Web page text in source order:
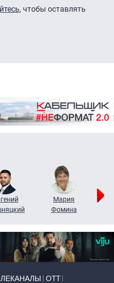
, чтобы оставлять
Мария
Фомина
ОТТ